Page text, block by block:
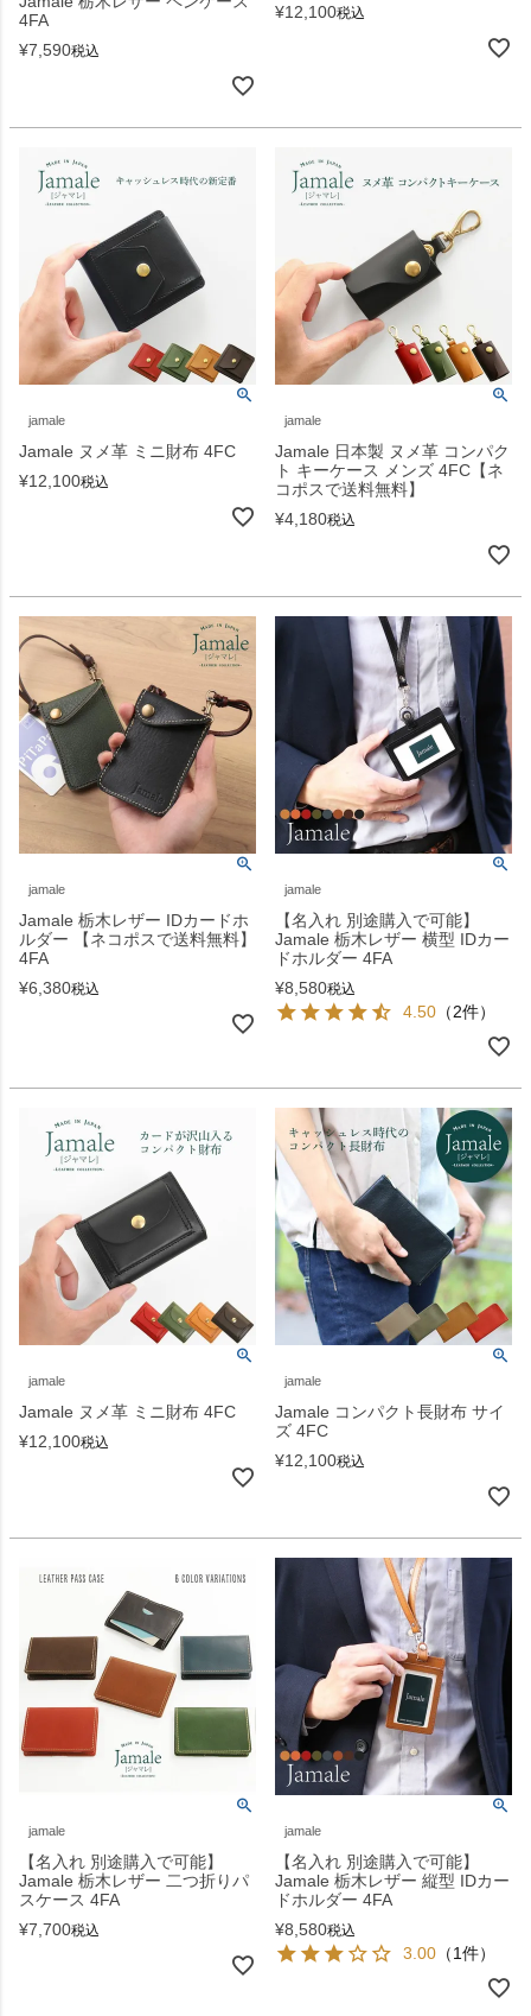
4FA
¥7,590税込
¥12,100税込
jamale
Jamale ヌメ革 ミニ財布 4FC
¥12,100税込
jamale
Jamale 日本製 ヌメ革 コンパク
ト キーケース メンズ 4FC【ネ
コポスで送料無料】
¥4,180税込
jamale
Jamale 栃木レザー IDカードホ
ルダー 【ネコポスで送料無料】
4FA
¥6,380税込
jamale
【名入れ 別途購入で可能】
Jamale 栃木レザー 横型 IDカー
ドホルダー 4FA
¥8,580税込
4.50 （2件）
jamale
Jamale ヌメ革 ミニ財布 4FC
¥12,100税込
jamale
Jamale コンパクト長財布 サイ
ズ 4FC
¥12,100税込
jamale
【名入れ 別途購入で可能】
Jamale 栃木レザー 二つ折りパ
スケース 4FA
¥7,700税込
jamale
【名入れ 別途購入で可能】
Jamale 栃木レザー 縦型 IDカー
ドホルダー 4FA
¥8,580税込
3.00 （1件）